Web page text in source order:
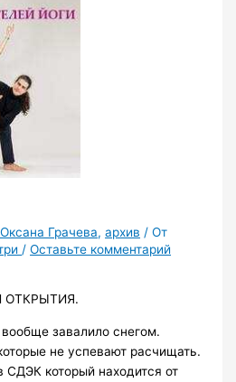
Грачева,архив / От
/Оставьте комментарий
завалило снегом.
не успевают расчищать.
который находится от